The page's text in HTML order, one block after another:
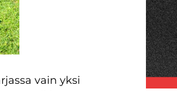
vain yksi